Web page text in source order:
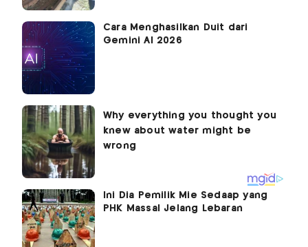
Cara Menghasilkan Duit dari
Gemini AI 2026
Ini Dia Pemilik Mie Sedaap yang
PHK Massal Jelang Lebaran